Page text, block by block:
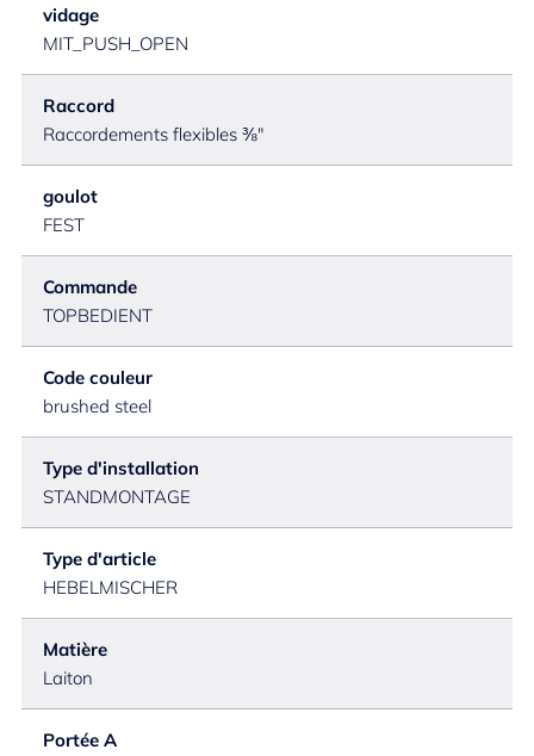
vidage
MIT_PUSH_OPEN
Raccord
Raccordements flexibles ⅜"
goulot
FEST
Commande
TOPBEDIENT
Code couleur
brushed steel
Type d'installation
STANDMONTAGE
Type d'article
HEBELMISCHER
Matière
Laiton
Portée A